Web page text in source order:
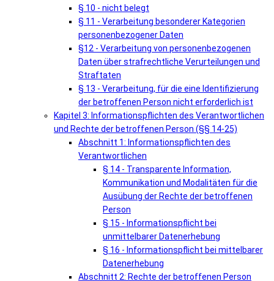
§ 10 - nicht belegt
§ 11 - Verarbeitung besonderer Kategorien
personenbezogener Daten
§12 - Verarbeitung von personenbezogenen
Daten über strafrechtliche Verurteilungen und
Straftaten
§ 13 - Verarbeitung, für die eine Identifizierung
der betroffenen Person nicht erforderlich ist
Kapitel 3: Informationspflichten des Verantwortlichen
und Rechte der betroffenen Person (§§ 14-25)
Abschnitt 1: Informationspflichten des
Verantwortlichen
§ 14 - Transparente Information,
Kommunikation und Modalitäten für die
Ausübung der Rechte der betroffenen
Person
§ 15 - Informationspflicht bei
unmittelbarer Datenerhebung
§ 16 - Informationspflicht bei mittelbarer
Datenerhebung
Abschnitt 2: Rechte der betroffenen Person